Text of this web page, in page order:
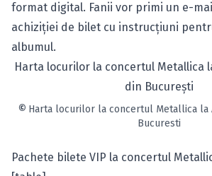
format digital. Fanii vor primi un e-
achiziţiei de bilet cu instrucţiuni
albumul.
Harta locurilor la concertul Metallica
din Bucureşti
© Harta locurilor la concertul Metallica la
Bucuresti
Pachete bilete VIP la concertul